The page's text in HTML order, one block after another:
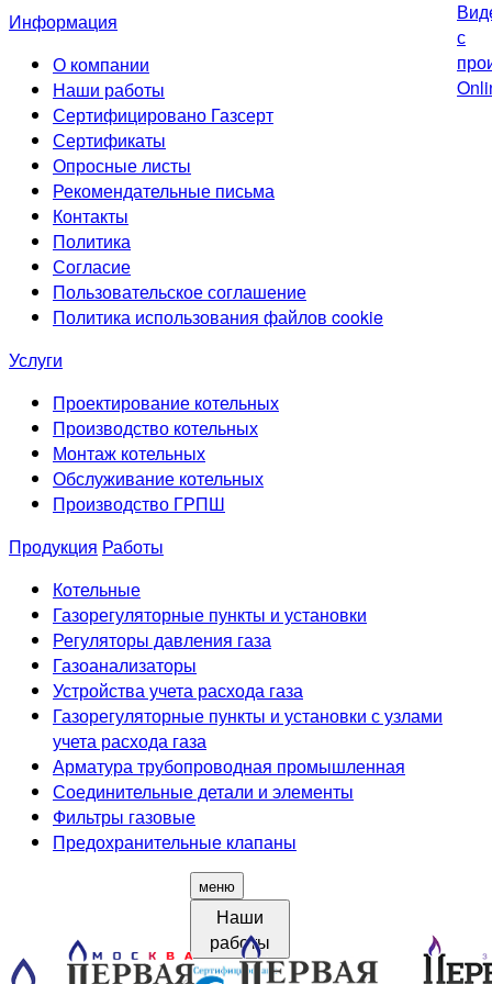
Информация
О компании
Наши работы
Сертифицировано Газсерт
Сертификаты
Опросные листы
Рекомендательные письма
Контакты
Политика
Согласие
Пользовательское соглашение
Политика использования файлов cookie
Услуги
Проектирование котельных
Производство котельных
Монтаж котельных
Обслуживание котельных
Производство ГРПШ
Продукция Работы
Котельные
Газорегуляторные пункты и установки
Регуляторы давления газа
Газоанализаторы
Устройства учета расхода газа
Газорегуляторные пункты и установки с узлами
учета расхода газа
Арматура трубопроводная промышленная
Соединительные детали и элементы
Фильтры газовые
Предохранительные клапаны
меню
Наши
работы